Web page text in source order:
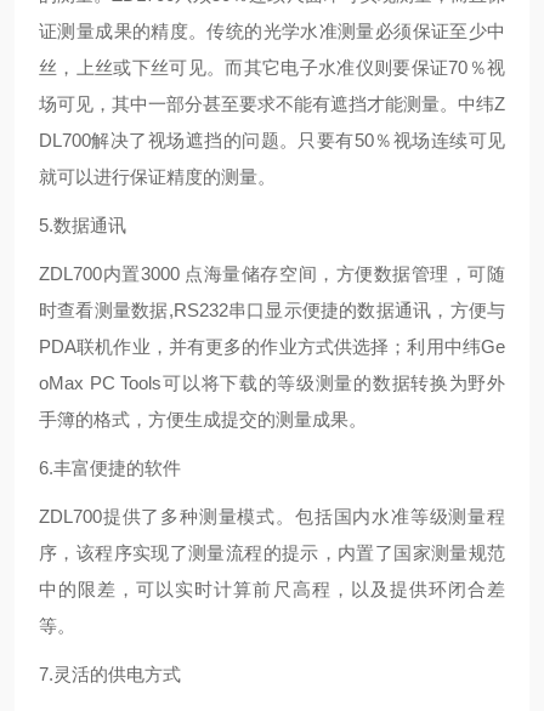
证测量成果的精度。传统的光学水准测量必须保证至少中
丝，上丝或下丝可见。而其它电子水准仪则要保证70％视
场可见，其中一部分甚至要求不能有遮挡才能测量。中纬Z
DL700解决了视场遮挡的问题。只要有50％视场连续可见
就可以进行保证精度的测量。
5.数据通讯
ZDL700内置3000 点海量储存空间，方便数据管理，可随
时查看测量数据,RS232串口显示便捷的数据通讯，方便与
PDA联机作业，并有更多的作业方式供选择；利用中纬Ge
oMax PC Tools可以将下载的等级测量的数据转换为野外
手簿的格式，方便生成提交的测量成果。
6.丰富便捷的软件
ZDL700提供了多种测量模式。包括国内水准等级测量程
序，该程序实现了测量流程的提示，内置了国家测量规范
中的限差，可以实时计算前尺高程，以及提供环闭合差
等。
7.灵活的供电方式